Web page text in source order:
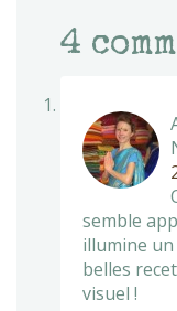
4
semble
illumine
belles
visuel !